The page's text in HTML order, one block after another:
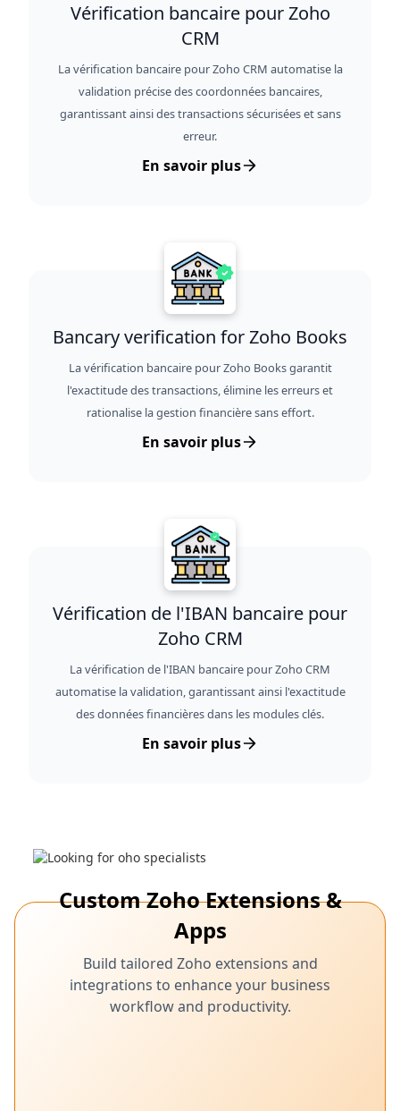
Vérification bancaire pour Zoho
CRM
La vérification bancaire pour Zoho CRM automatise la
validation précise des coordonnées bancaires,
garantissant ainsi des transactions sécurisées et sans
erreur.
En savoir plus
Bancary verification for Zoho Books
La vérification bancaire pour Zoho Books garantit
l'exactitude des transactions, élimine les erreurs et
rationalise la gestion financière sans effort.
En savoir plus
Vérification de l'IBAN bancaire pour
Zoho CRM
La vérification de l'IBAN bancaire pour Zoho CRM
automatise la validation, garantissant ainsi l'exactitude
des données financières dans les modules clés.
En savoir plus
Custom Zoho Extensions &
Apps
Build tailored Zoho extensions and
integrations to enhance your business
workflow and productivity.